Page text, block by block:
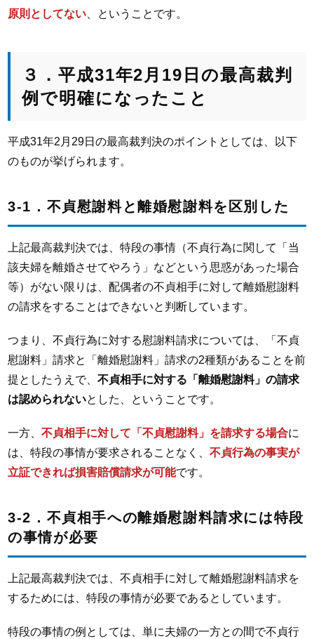
原則としてない 、ということです。
３．平成31年2月19日の最高裁判
例で明確になったこと
平成31年2月29日の最高裁判決のポイントとしては、以下
のものが挙げられます。
3-1．不貞慰謝料と離婚慰謝料を区別した
上記最高裁判決では、特段の事情（不貞行為に関して「当
該夫婦を離婚させてやろう」などという思惑があった場合
等）がない限りは、配偶者の不貞相手に対して離婚慰謝料
の請求をすることはできないと判断しています。
つまり、不貞行為に対する慰謝料請求については、「不貞
慰謝料」請求と「離婚慰謝料」請求の2種類があることを前
提としたうえで、不貞相手に対する「離婚慰謝料」の請求
は認められないとした、ということです。
一方、不貞相手に対して「不貞慰謝料」を請求する場合に
は、特段の事情が要求されることなく、不貞行為の事実が
立証できれば損害賠償請求が可能です。
3-2．不貞相手への離婚慰謝料請求には特段
の事情が必要
上記最高裁判決では、不貞相手に対して離婚慰謝料請求を
するためには、特段の事情が必要であるとしています。
特段の事情の例としては、単に夫婦の一方との間で不貞行